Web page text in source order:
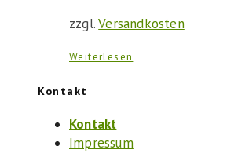
zzgl.Versandkosten
Weiterlesen
Kontakt
Kontakt
Impressum